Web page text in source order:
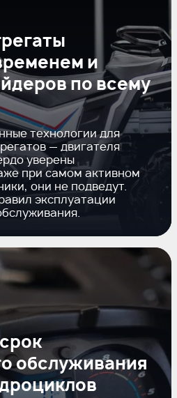
и
по всему
технологии для
— двигателя
уверены
при самом активном
они не подведут.
эксплуатации
обслуживания